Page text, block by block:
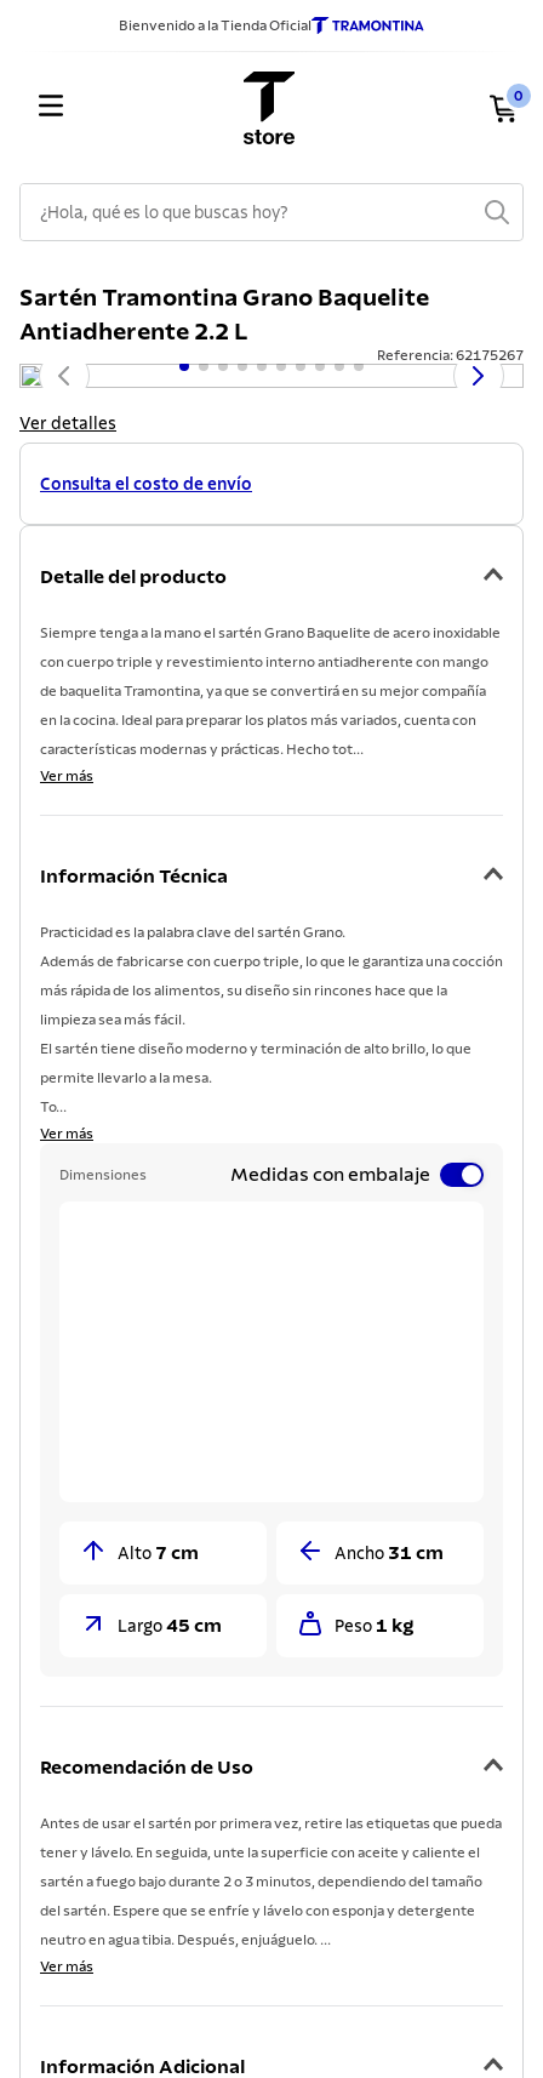
Bienvenido a la Tienda Oficial
0
Sartén Tramontina Grano Baquelite
Antiadherente 2.2 L
Referencia:62175267
Ver detalles
Consulta el costo de envío
Detalle del producto
Siempre tenga a la mano el sartén Grano Baquelite de acero inoxidable
con cuerpo triple y revestimiento interno antiadherente con mango
de baquelita Tramontina, ya que se convertirá en su mejor compañía
en la cocina. Ideal para preparar los platos más variados, cuenta con
características modernas y prácticas. Hecho tot...
Ver más
Información Técnica
Practicidad es la palabra clave del sartén Grano.
Además de fabricarse con cuerpo triple, lo que le garantiza una cocción
más rápida de los alimentos, su diseño sin rincones hace que la
limpieza sea más fácil.
El sartén tiene diseño moderno y terminación de alto brillo, lo que
permite llevarlo a la mesa.
To...
Ver más
Dimensiones Medidas con embalaje
Alto 7 cm Ancho 31 cm
Largo 45 cm Peso 1 kg
Recomendación de Uso
Antes de usar el sartén por primera vez, retire las etiquetas que pueda
tener y lávelo. En seguida, unte la superficie con aceite y caliente el
sartén a fuego bajo durante 2 o 3 minutos, dependiendo del tamaño
del sartén. Espere que se enfríe y lávelo con esponja y detergente
neutro en agua tibia. Después, enjuáguelo. ...
Ver más
Información Adicional
1.
sarten
2 .
ollas
cuchillos
4.
cubiertos
5
juego ollas
9.
grano
10. cuchillo